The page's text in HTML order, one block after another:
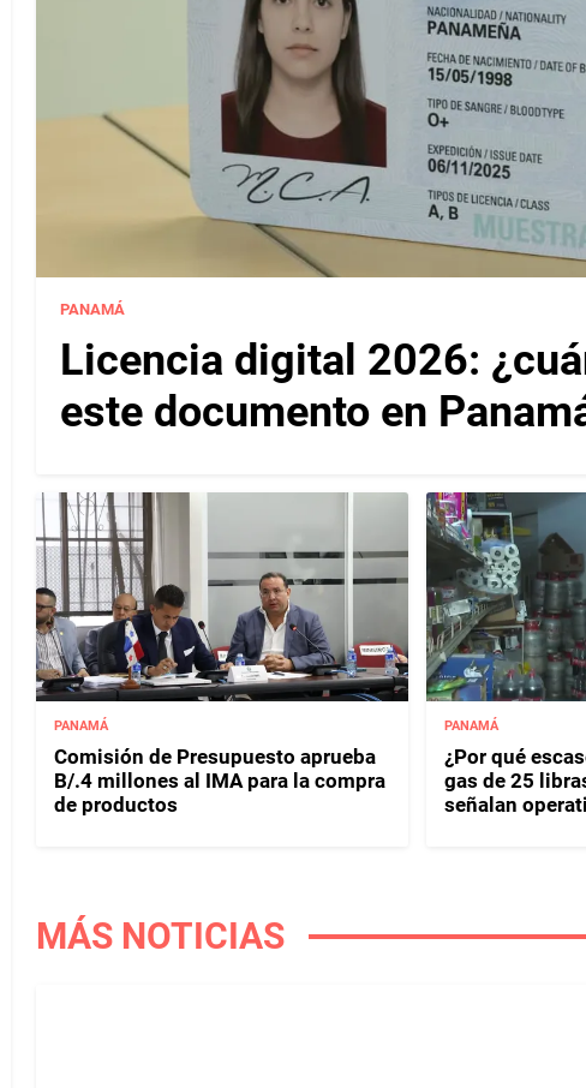
PANAMÁ
Licencia digital 2026:
este documento en
PANAMÁ
Comisión de Presupuesto aprueba
B/.4 millones al IMA para la compra
de productos
PANAMÁ
¿Por qué
gas de 25
señalan
MÁS NOTICIAS